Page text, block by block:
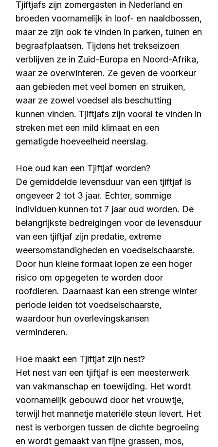
Tjiftjafs zijn zomergasten in Nederland en
broeden voornamelijk in loof- en naaldbossen,
maar ze zijn ook te vinden in parken, tuinen en
begraafplaatsen. Tijdens het trekseizoen
verblijven ze in Zuid-Europa en Noord-Afrika,
waar ze overwinteren. Ze geven de voorkeur
aan gebieden met veel bomen en struiken,
waar ze zowel voedsel als beschutting
kunnen vinden. Tjiftjafs zijn vooral te vinden in
streken met een mild klimaat en een
gematigde hoeveelheid neerslag.
Hoe oud kan een Tjiftjaf worden?
De gemiddelde levensduur van een tjiftjaf is
ongeveer 2 tot 3 jaar. Echter, sommige
individuen kunnen tot 7 jaar oud worden. De
belangrijkste bedreigingen voor de levensduur
van een tjiftjaf zijn predatie, extreme
weersomstandigheden en voedselschaarste.
Door hun kleine formaat lopen ze een hoger
risico om opgegeten te worden door
roofdieren. Daarnaast kan een strenge winter
periode leiden tot voedselschaarste,
waardoor hun overlevingskansen
verminderen.
Hoe maakt een Tjiftjaf zijn nest?
Het nest van een tjiftjaf is een meesterwerk
van vakmanschap en toewijding. Het wordt
voornamelijk gebouwd door het vrouwtje,
terwijl het mannetje materiële steun levert. Het
nest is verborgen tussen de dichte begroeiing
en wordt gemaakt van fijne grassen, mos,